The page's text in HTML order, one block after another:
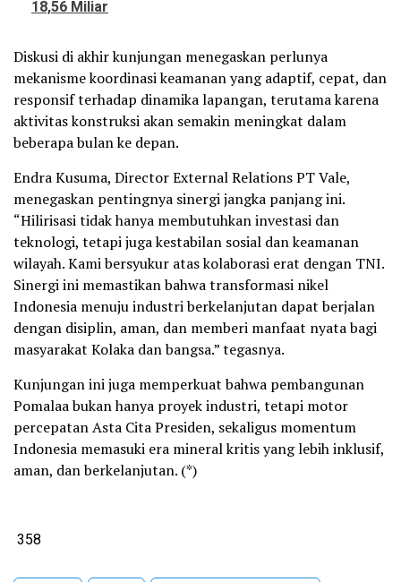
18,56 Miliar
Diskusi di akhir kunjungan menegaskan perlunya
mekanisme koordinasi keamanan yang adaptif, cepat, dan
responsif terhadap dinamika lapangan, terutama karena
aktivitas konstruksi akan semakin meningkat dalam
beberapa bulan ke depan.
Endra Kusuma, Director External Relations PT Vale,
menegaskan pentingnya sinergi jangka panjang ini.
“Hilirisasi tidak hanya membutuhkan investasi dan
teknologi, tetapi juga kestabilan sosial dan keamanan
wilayah. Kami bersyukur atas kolaborasi erat dengan TNI.
Sinergi ini memastikan bahwa transformasi nikel
Indonesia menuju industri berkelanjutan dapat berjalan
dengan disiplin, aman, dan memberi manfaat nyata bagi
masyarakat Kolaka dan bangsa.” tegasnya.
Kunjungan ini juga memperkuat bahwa pembangunan
Pomalaa bukan hanya proyek industri, tetapi motor
percepatan Asta Cita Presiden, sekaligus momentum
Indonesia memasuki era mineral kritis yang lebih inklusif,
aman, dan berkelanjutan. (*)
358